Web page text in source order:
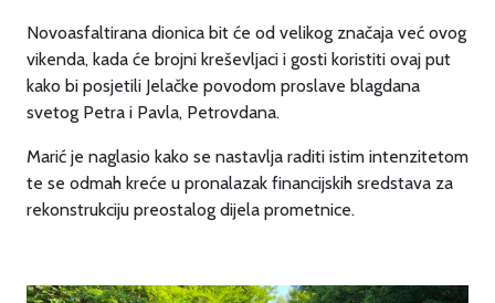
Novoasfaltirana dionica bit će od velikog značaja već ovog
vikenda, kada će brojni kreševljaci i gosti koristiti ovaj put
kako bi posjetili Jelačke povodom proslave blagdana
svetog Petra i Pavla, Petrovdana.
Marić je naglasio kako se nastavlja raditi istim intenzitetom
te se odmah kreće u pronalazak financijskih sredstava za
rekonstrukciju preostalog dijela prometnice.